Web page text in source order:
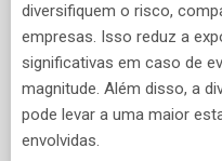
diversifiquem o risco,
empresas. Isso reduz a
significativas em caso de
magnitude. Além disso, a
pode levar a uma maior
envolvidas.